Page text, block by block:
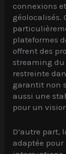
connexions
géolocalisés.
plateformes
offrent des
streaming
restreinte
garantit non
aussi une
pour un
D’autre part,
adaptée